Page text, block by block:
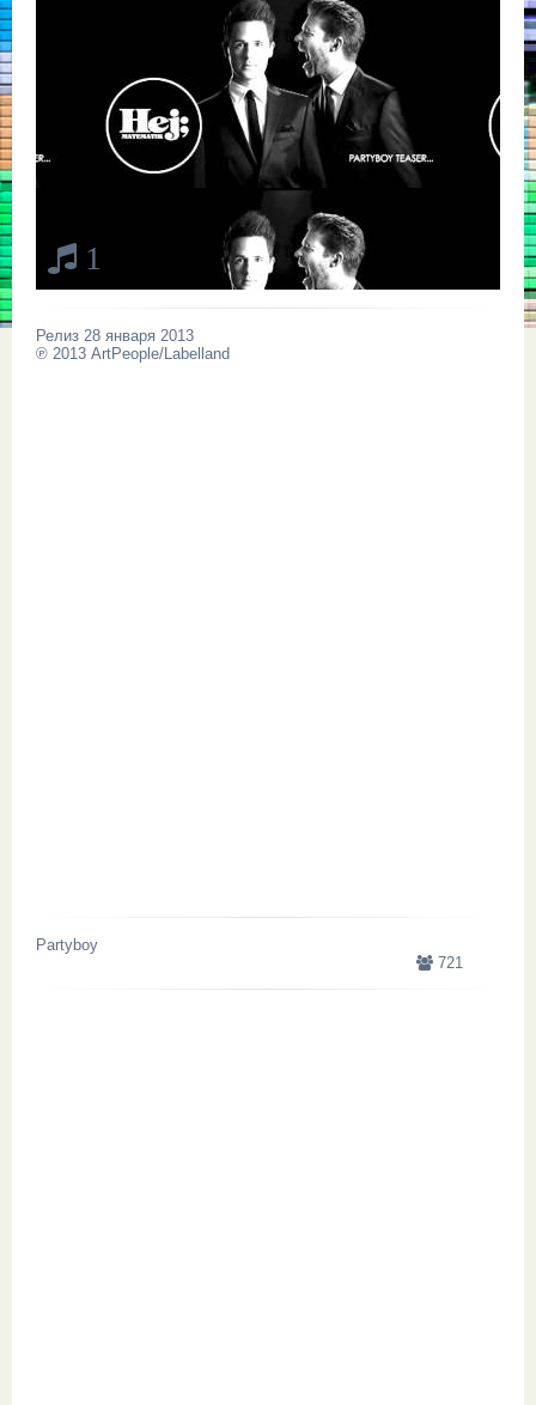
1
Релиз 28 января 2013
℗ 2013 ArtPeople/Labelland
Partyboy
721